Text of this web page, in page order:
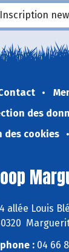
Inscription
des
des cookies
allée Louis
: 04 66